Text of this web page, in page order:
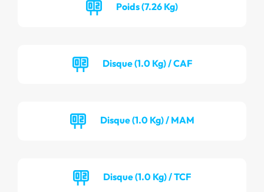
Poids (7.26 Kg)
Disque (1.0 Kg) / CAF
Disque (1.0 Kg) / MAM
Disque (1.0 Kg) / TCF